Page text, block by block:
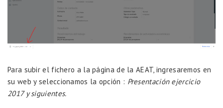
Para subir el fichero a la página de la AEAT, ingresaremos en
su web y seleccionamos la opción : Presentación ejercicio
2017 y siguientes.